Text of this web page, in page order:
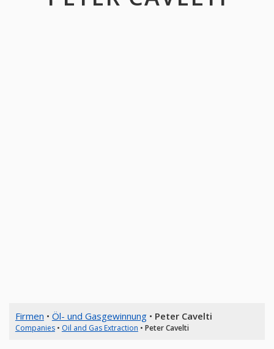
Firmen • Öl- und Gasgewinnung• Peter Cavelti
Companies• Oil and Gas Extraction • Peter Cavelti